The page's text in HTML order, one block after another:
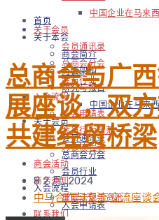
中国企业在马来
关于会员
会员通讯录
总商会分会
会员行业
入会流程
入会申请表
会员行为规范
入会流程表
商会活动
商务须知
重要法规与资讯
联系我们
首页
关于本会
商会简介
商会架构
研究与报告
中国企业在马来
关于会员
会员通讯录
总商会分会
会员行业
入会流程
入会申请表
总商会与广
展座谈，双
共建经贸桥梁
8 2 月, 2024
中马合作与交流 交流座谈